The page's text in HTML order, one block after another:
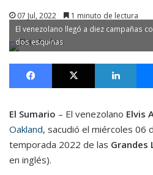
07 Jul, 2022 1 minuto de lectura
El venezolano llegó a diez campañas
dos esquinas
Facebook X
El Sumario – El venezolano Elvis
Oakland, sacudió el miércoles 06
temporada 2022 de las Grandes
en inglés).